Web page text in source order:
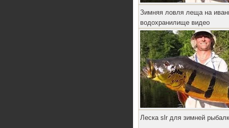
Зимняя ловля леща на
водохранилище видео
Леска slr для зимней